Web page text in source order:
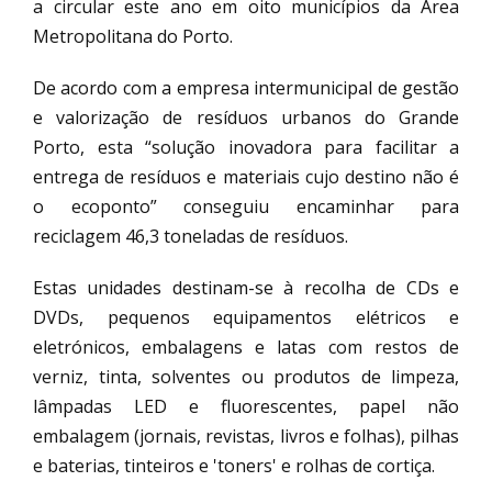
a circular este ano em oito municípios da Área
Metropolitana do Porto.
De acordo com a empresa intermunicipal de gestão
e valorização de resíduos urbanos do Grande
Porto, esta “solução inovadora para facilitar a
entrega de resíduos e materiais cujo destino não é
o ecoponto” conseguiu encaminhar para
reciclagem 46,3 toneladas de resíduos.
Estas unidades destinam-se à recolha de CDs e
DVDs, pequenos equipamentos elétricos e
eletrónicos, embalagens e latas com restos de
verniz, tinta, solventes ou produtos de limpeza,
lâmpadas LED e fluorescentes, papel não
embalagem (jornais, revistas, livros e folhas), pilhas
e baterias, tinteiros e 'toners' e rolhas de cortiça.